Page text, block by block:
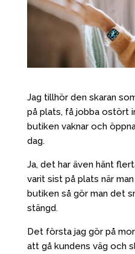
Jag tillhör den skaran
på plats, få jobba ostört
butiken vaknar och
dag.
Ja, det har även hänt
varit sist på plats när
butiken så gör man det
stängd.
Det första jag gör på
att gå kundens väg och